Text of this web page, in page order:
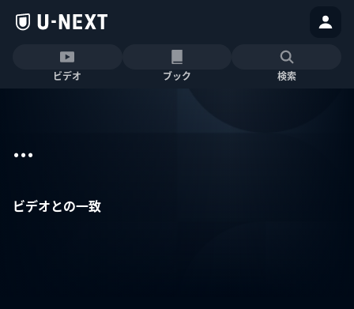
ビデオ ブック 検索
...
ビデオとの一致